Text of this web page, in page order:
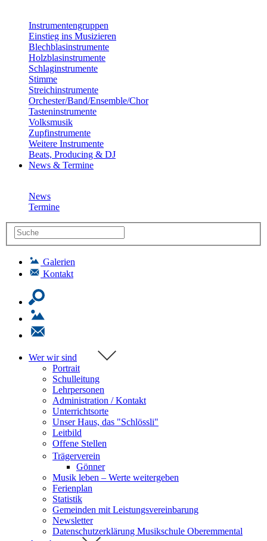
Instrumentengruppen
Einstieg ins Musizieren
Blechblasinstrumente
Holzblasinstrumente
Schlaginstrumente
Stimme
Streichinstrumente
Orchester/Band/Ensemble/Chor
Tasteninstrumente
Volksmusik
Zupfinstrumente
Weitere Instrumente
Beats, Producing & DJ
News & Termine
News
Termine
Galerien
Kontakt
Wer wir sind
Portrait
Schulleitung
Lehrpersonen
Administration / Kontakt
Unterrichtsorte
Unser Haus, das "Schlössli"
Leitbild
Offene Stellen
Trägerverein
Gönner
Musik leben – Werte weitergeben
Ferienplan
Statistik
Gemeinden mit Leistungsvereinbarung
Newsletter
Datenschutzerklärung Musikschule Oberemmental